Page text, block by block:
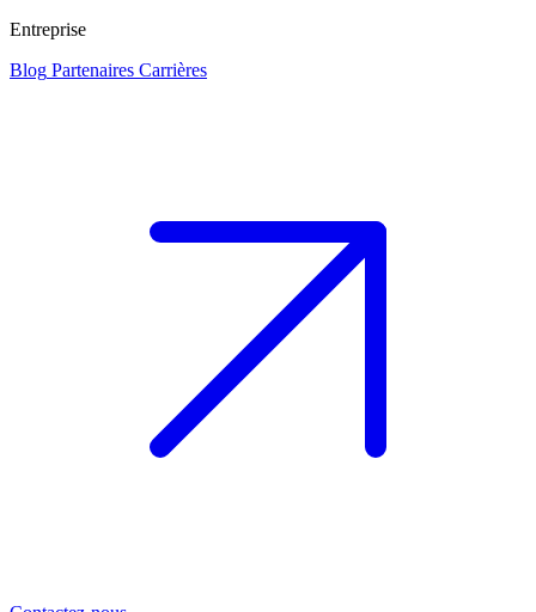
Entreprise
Blog Partenaires Carrières